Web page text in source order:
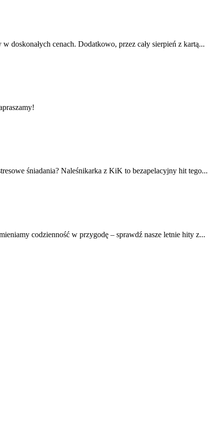
cenach. Dodatkowo, przez cały sierpień z kartą...
śniadania? Naleśnikarka z KiK to bezapelacyjny hit tego...
codzienność w przygodę – sprawdź nasze letnie hity z...